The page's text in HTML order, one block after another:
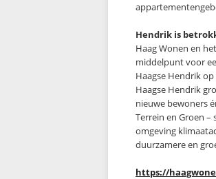
Hendrik is
Haag Wonen en
middelpunt voor
Haagse Hendrik
Haagse Hendrik
nieuwe bewoners
Terrein en Groen
omgeving
duurzamere en
https://